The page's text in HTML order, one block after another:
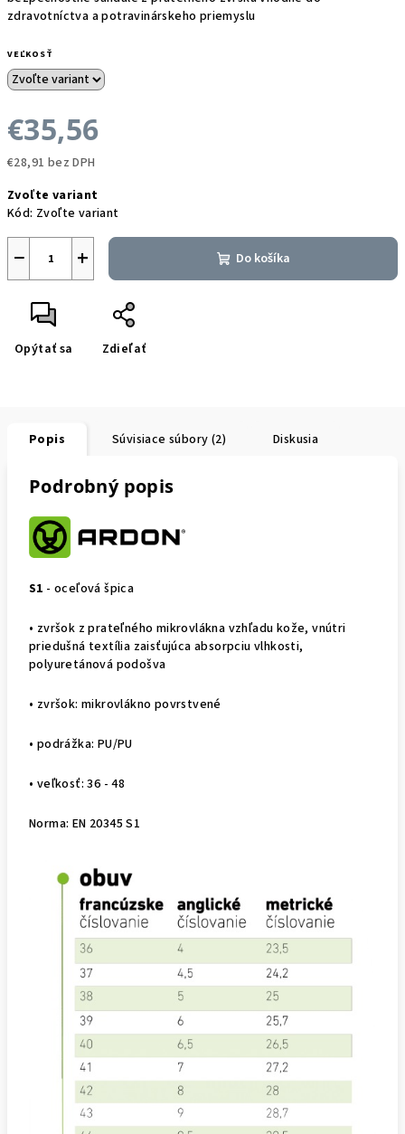
zdravotníctva a potravinárskeho priemyslu
VEĽKOSŤ
€35,56
€28,91 bez DPH
cena:
Zvoľte variant
Kód: Zvoľte variant
+
− Do košíka
Opýtať sa Zdieľať
Popis Súvisiace súbory (2) Diskusia
Podrobný popis
S1 - oceľová špica
• zvršok z prateľného mikrovlákna vzhľadu kože, vnútri
priedušná textília zaisťujúca absorpciu vlhkosti,
polyuretánová podošva
• zvršok: mikrovlákno povrstvené
• podrážka: PU/PU
• veľkosť: 36 - 48
Norma: EN 20345 S1